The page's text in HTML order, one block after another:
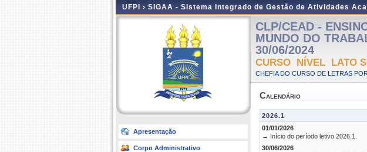
UFPI › SIGAA - Sistema Integrado de Gestão de Atividades
Apresentação
Corpo Administrativo
CLP/CEAD -
MUNDO DO
30/06/2024
CURSO NÍVEL LATO
CHEFIA DO CURSO DE LETRAS
Calendário
2026.1
01/01/2026
→ Início do período letivo 2026.1.
30/06/2026